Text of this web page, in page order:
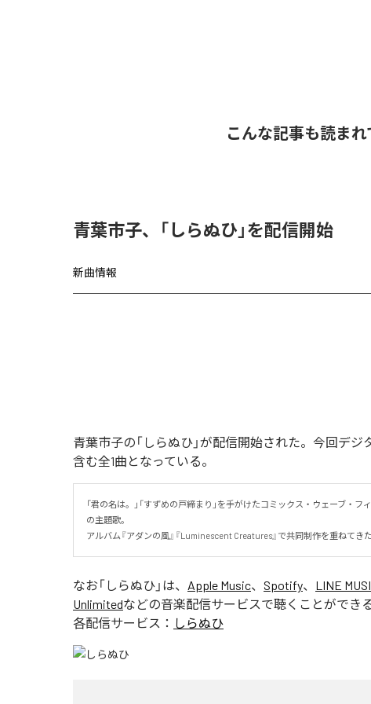
こんな記事も読ま
青葉市子、「しらぬひ」を配信開始
新曲情報
青葉市子の「しらぬひ」が配信開始された。今回デジ
含む全1曲となっている。
「君の名は。」「すずめの戸締まり」を手がけたコミックス・ウェーブ・
の主題歌。
アルバム『アダンの風』『Luminescent Creatures』で共同制作を重ねてき
なお「しらぬひ 」は、 Apple Music、 Spotify、 LINE
Unlimitedなどの音楽配信サービスで聴くことができる
各配信サービス： しらぬひ